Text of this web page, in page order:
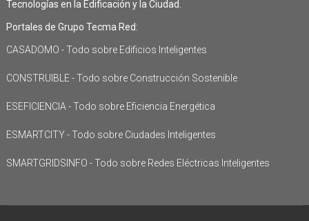
Tecnologías en la Edificación y la Ciudad.
Portales de Grupo Tecma Red:
CASADOMO - Todo sobre Edificios Inteligentes
CONSTRUIBLE - Todo sobre Construcción Sostenible
ESEFICIENCIA - Todo sobre Eficiencia Energética
ESMARTCITY - Todo sobre Ciudades Inteligentes
SMARTGRIDSINFO - Todo sobre Redes Eléctricas Inteligentes